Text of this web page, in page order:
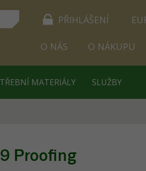
PŘIHLÁŠENÍ
O NÁS O NÁKUPU
MATERIÁLY SLUŽBY
Proofing